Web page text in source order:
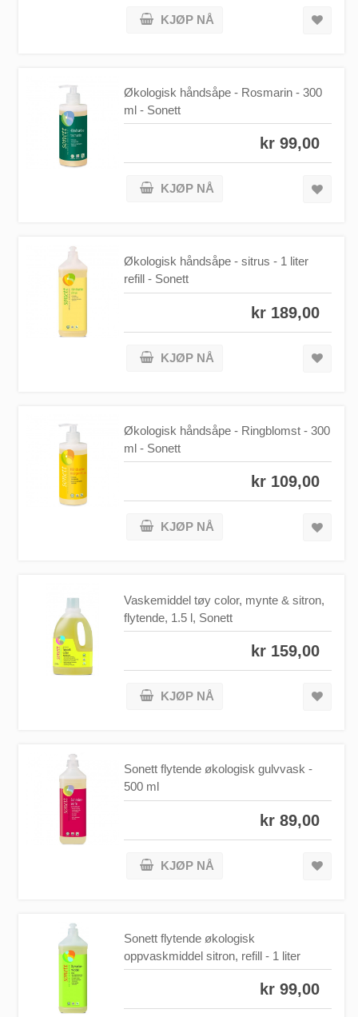
KJØP NÅ
Økologisk håndsåpe - Rosmarin - 300
ml - Sonett
kr 99,00
KJØP NÅ
Økologisk håndsåpe - sitrus - 1 liter
refill - Sonett
kr 189,00
KJØP NÅ
Økologisk håndsåpe - Ringblomst - 300
ml - Sonett
kr 109,00
KJØP NÅ
Vaskemiddel tøy color, mynte & sitron,
flytende, 1.5 l, Sonett
kr 159,00
KJØP NÅ
Sonett flytende økologisk gulvvask -
500 ml
kr 89,00
KJØP NÅ
Sonett flytende økologisk
oppvaskmiddel sitron, refill - 1 liter
kr 99,00